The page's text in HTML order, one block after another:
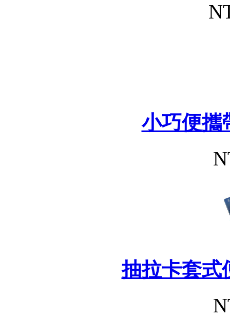
小巧便攜
抽拉卡套式